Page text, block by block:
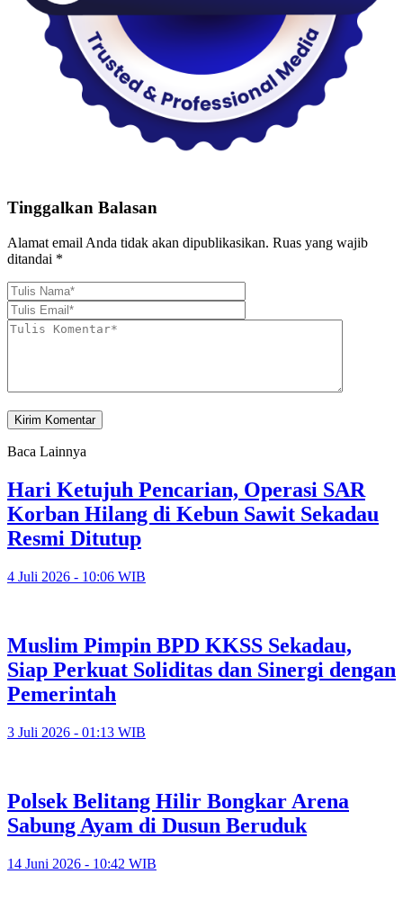
Tinggalkan Balasan
Alamat email Anda tidak akan dipublikasikan. Ruas yang wajib
ditandai *
Baca Lainnya
Hari Ketujuh Pencarian, Operasi SAR
Korban Hilang di Kebun Sawit Sekadau
Resmi Ditutup
4 Juli 2026 - 10:06 WIB
Muslim Pimpin BPD KKSS Sekadau,
Siap Perkuat Soliditas dan Sinergi dengan
Pemerintah
3 Juli 2026 - 01:13 WIB
Polsek Belitang Hilir Bongkar Arena
Sabung Ayam di Dusun Beruduk
14 Juni 2026 - 10:42 WIB